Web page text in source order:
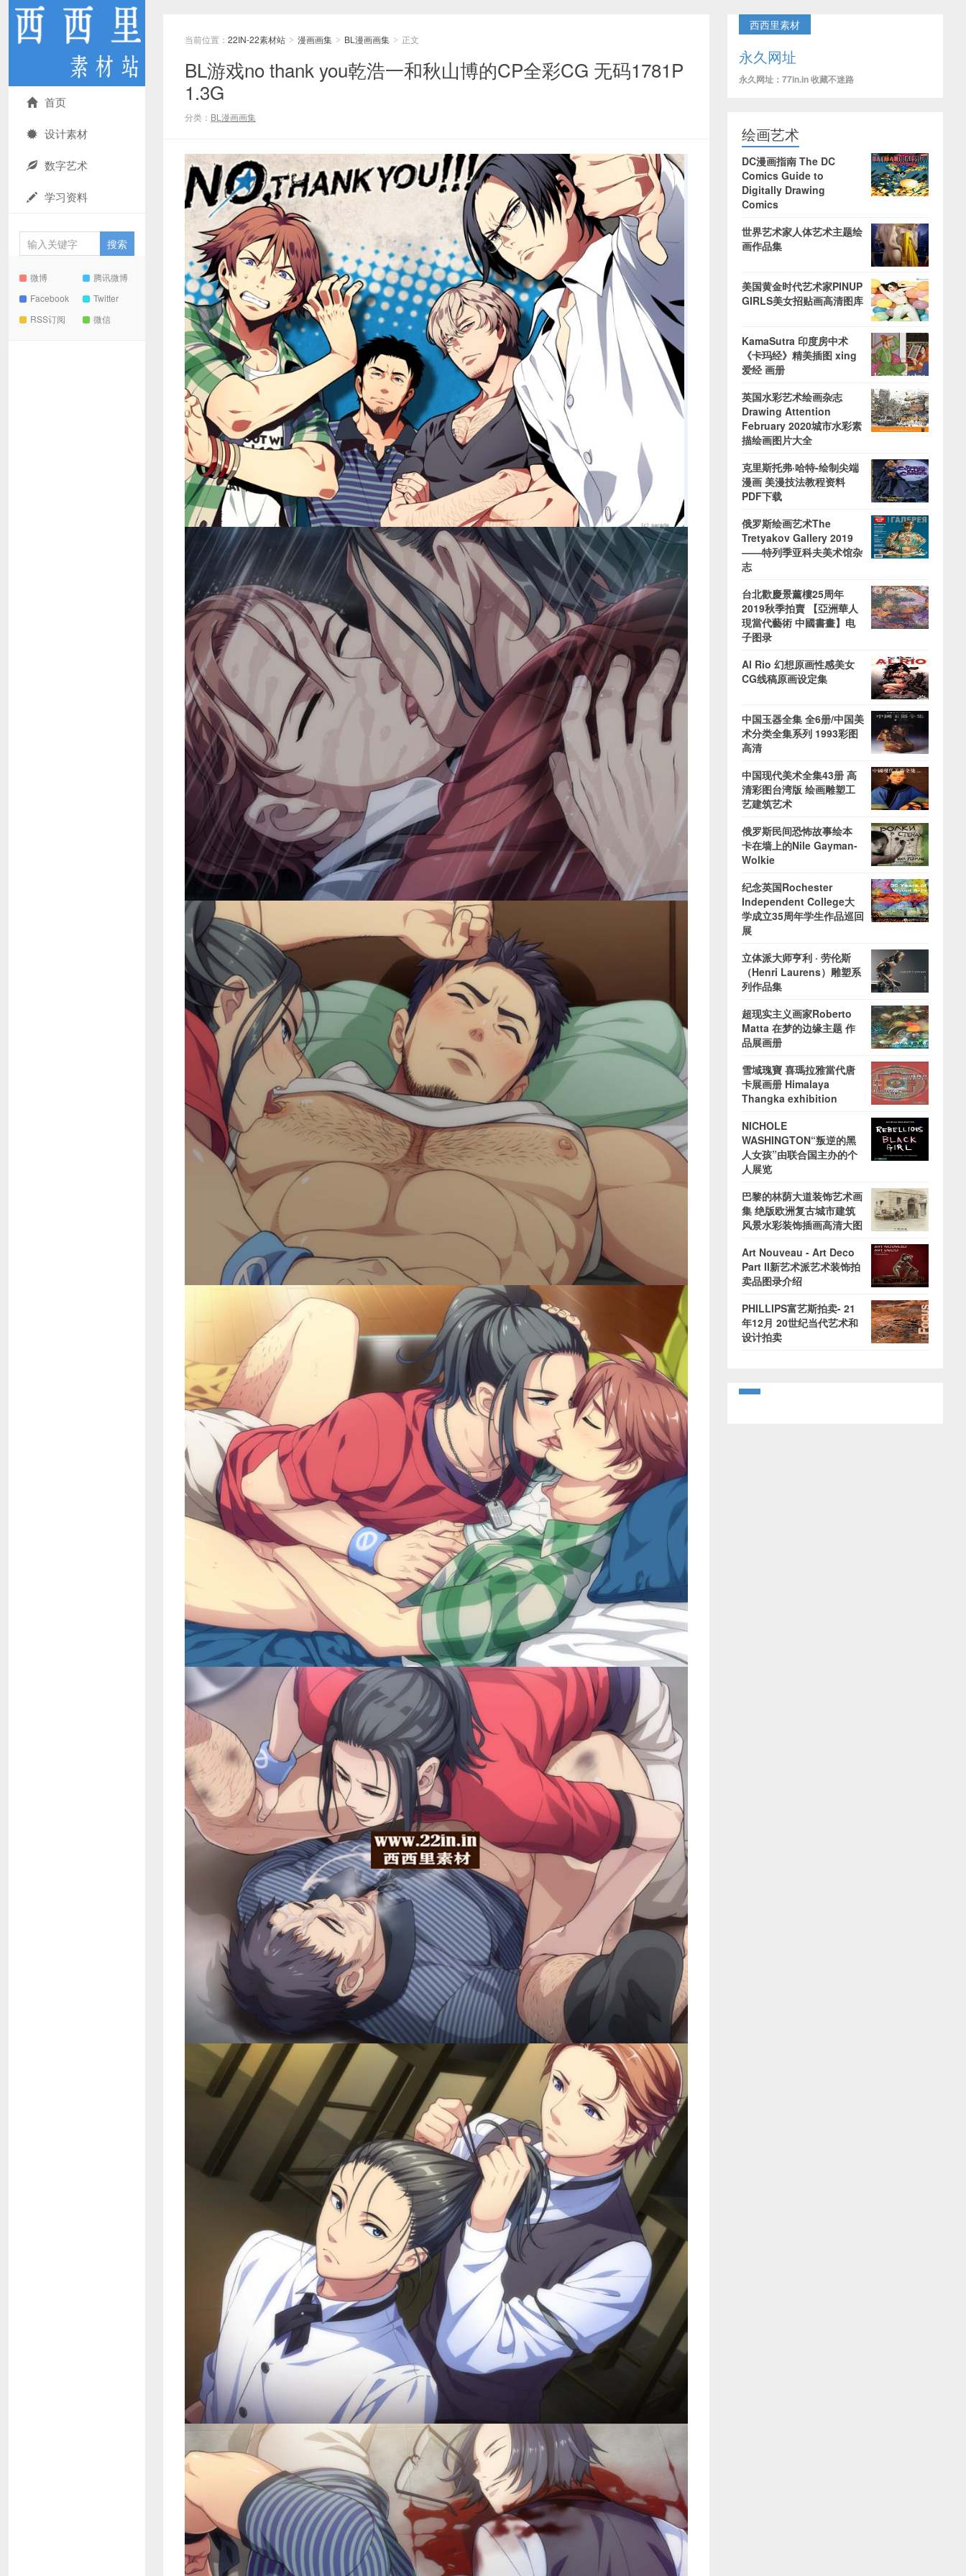
首页
设计素材
数字艺术
学习资料
微博
腾讯微博
Facebook
Twitter
RSS订阅
微信
当前位置： 22IN-22素材站 > 漫画画集 > BL漫画画集 > 正文
BL游戏no thank you乾浩一和秋山博的CP全彩CG 无码1781P
1.3G
分类： BL漫画画集
西西里素材
永久网址
永久网址：77in.in 收藏不迷路
绘画艺术
DC漫画指南 The DC
Comics Guide to
Digitally Drawing
Comics
世界艺术家人体艺术主题绘
画作品集
美国黄金时代艺术家PINUP
GIRLS美女招贴画高清图库
KamaSutra 印度房中术
《卡玛经》精美插图 xing
爱经 画册
英国水彩艺术绘画杂志
Drawing Attention
February 2020城市水彩素
描绘画图片大全
克里斯托弗·哈特-绘制尖端
漫画 美漫技法教程资料
PDF下载
俄罗斯绘画艺术The
Tretyakov Gallery 2019
——特列季亚科夫美术馆杂
志
台北歡慶景薰樓25周年
2019秋季拍賣 【亞洲華人
現當代藝術 中國書畫】电
子图录
Al Rio 幻想原画性感美女
CG线稿原画设定集
中国玉器全集 全6册/中国美
术分类全集系列 1993彩图
高清
中国现代美术全集43册 高
清彩图台湾版 绘画雕塑工
艺建筑艺术
俄罗斯民间恐怖故事绘本
卡在墙上的Nile Gayman-
Wolkie
纪念英国Rochester
Independent College大
学成立35周年学生作品巡回
展
立体派大师亨利 · 劳伦斯
（Henri Laurens）雕塑系
列作品集
超现实主义画家Roberto
Matta 在梦的边缘主题 作
品展画册
雪域瑰寶 喜瑪拉雅當代唐
卡展画册 Himalaya
Thangka exhibition
NICHOLE
WASHINGTON“叛逆的黑
人女孩”由联合国主办的个
人展览
巴黎的林荫大道装饰艺术画
集 绝版欧洲复古城市建筑
风景水彩装饰插画高清大图
Art Nouveau - Art Deco
Part II新艺术派艺术装饰拍
卖品图录介绍
PHILLIPS富艺斯拍卖- 21
年12月 20世纪当代艺术和
设计拍卖